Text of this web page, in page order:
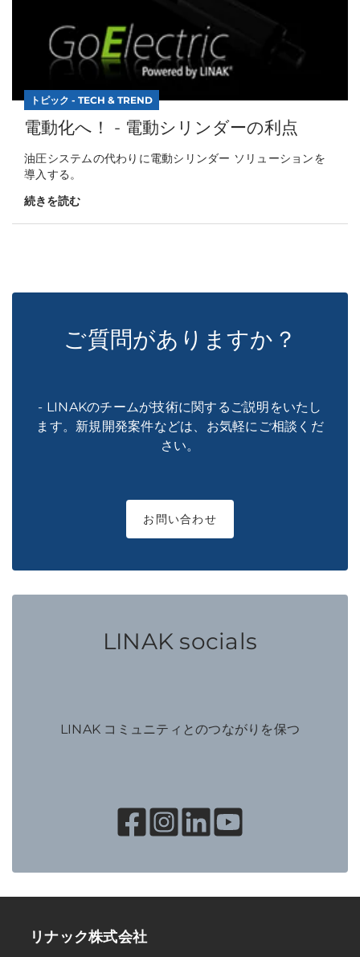
トピック - TECH & TREND
電動化へ！ - 電動シリンダーの利点
油圧システムの代わりに電動シリンダー ソリューションを
導入する。
続きを読む
ご質問がありますか？
- LINAKのチームが技術に関するご説明をいたし
ます。新規開発案件などは、お気軽にご相談くだ
さい。
お問い合わせ
LINAK socials
LINAK コミュニティとのつながりを保つ
リナック株式会社